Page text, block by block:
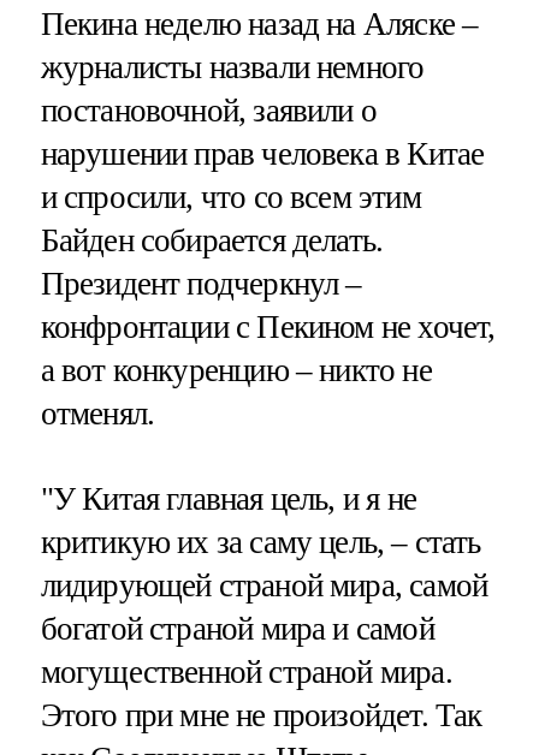
Пекина неделю назад на Аляске –
журналисты назвали немного
постановочной, заявили о
нарушении прав человека в Китае
и спросили, что со всем этим
Байден собирается делать.
Президент подчеркнул –
конфронтации с Пекином не хочет,
а вот конкуренцию – никто не
отменял.
"У Китая главная цель, и я не
критикую их за саму цель, – стать
лидирующей страной мира, самой
богатой страной мира и самой
могущественной страной мира.
Этого при мне не произойдет. Так